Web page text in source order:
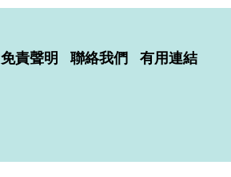
免責聲明 聯絡我們 有用連結